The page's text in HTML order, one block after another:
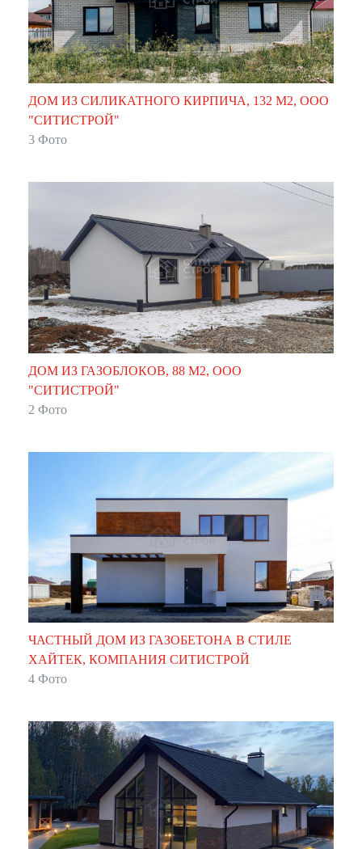
ДОМ ИЗ СИЛИКАТНОГО КИРПИЧА, 132 М2, ООО
"СИТИСТРОЙ"
3 Фото
ДОМ ИЗ ГАЗОБЛОКОВ, 88 М2, ООО
"СИТИСТРОЙ"
2 Фото
ЧАСТНЫЙ ДОМ ИЗ ГАЗОБЕТОНА В СТИЛЕ
ХАЙТЕК, КОМПАНИЯ СИТИСТРОЙ
4 Фото